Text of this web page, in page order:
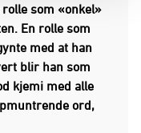
som «onkel»
En rolle som
med at han
blir han som
kjemi med alle
ord,